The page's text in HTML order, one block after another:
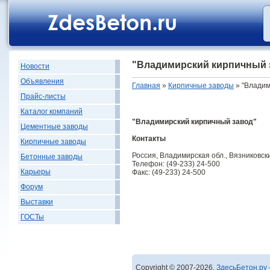
Новости
Объявления
Прайс-листы
Каталог компаний
Цементные заводы
Кирпичные заводы
Бетонные заводы
Карьеры
Форум
Выставки
ГОСТы
"Владимирский кирпичный
Главная » Кирпичные заводы »
"Владимирский кирпичный завод"
Контакты
Россия, Владимирская обл.,
Телефон: (49-233) 24-500
Факс: (49-233) 24-500
Copyright © 2007-2026,